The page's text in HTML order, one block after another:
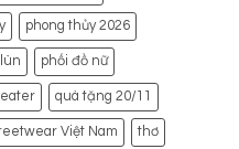
phong thủy 2026
phối đồ nữ
quà tặng 20/11
Việt Nam thơ